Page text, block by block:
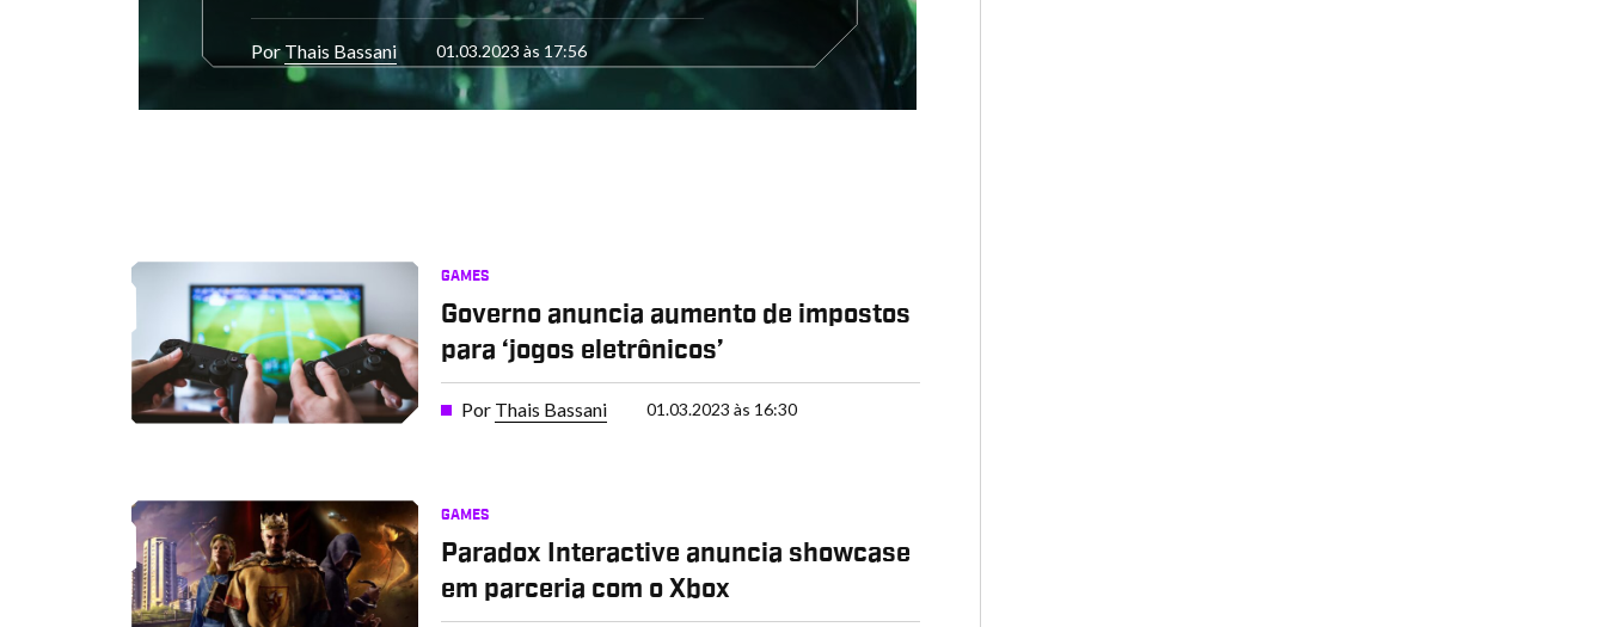
PorThais Bassani 01.03.2023 às 17:56
GAMES
Governo anuncia aumento de impostos
para ‘jogos eletrônicos’
Por Thais Bassani 01.03.2023 às 16:30
GAMES
Paradox Interactive anuncia showcase
em parceria com o Xbox